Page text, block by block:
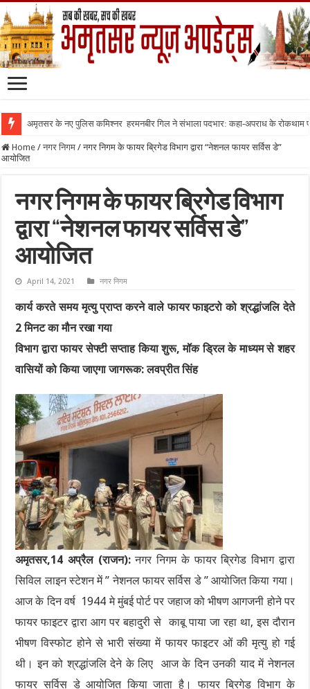
अमृतसर के नए पुलिस कमिश्नर हरमनबीर गिल ने संभाला पदभार: कहा-अपराध के रोकथाम
Home / नगर निगम / नगर निगम के फायर ब्रिगेड विभाग द्वारा “नेशनल फायर सर्विस डे”
आयोजित
नगर निगम के फायर ब्रिगेड विभाग
द्वारा “नेशनल फायर सर्विस डे”
आयोजित
April 14, 2021 नगर निगम
कार्य करते समय मृत्यु प्राप्त करने वाले फायर फाइटरो को श्रद्धांजलि देते
2 मिनट का मौन रखा गया
विभाग द्वारा फायर सेफ्टी सप्ताह किया शुरू, मॉक ड्रिल के माध्यम से शहर
वासियों को किया जाएगा जागरूक: लवप्रीत सिंह
अमृतसर,14 अप्रैल (राजन):नगर निगम के फायर ब्रिगेड विभाग द्वारा
सिविल लाइन स्टेशन में ” नेशनल फायर सर्विस डे ” आयोजित किया गया।
आज के दिन वर्ष 1944 मे मुंबई पोर्ट पर जहाज को भीषण आगजनी होने पर
फायर फाइटर द्वारा आग पर बहादुरी से काबू पाया जा रहा था, इस दौरान
भीषण विस्फोट होने से भारी संख्या में फायर फाइटर ओं की मृत्यु हो गई
थी। इन को श्रद्धांजलि देने के लिए आज के दिन उनकी याद में नेशनल
फायर सर्विस डे आयोजित किया जाता है। फायर ब्रिगेड विभाग के